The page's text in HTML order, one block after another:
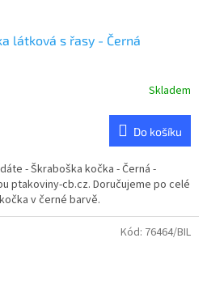
látková s řasy - Černá
Skladem
Do košíku
- Škraboška kočka - Černá -
ptakoviny-cb.cz. Doručujeme po celé
v černé barvě.
Kód: 76464/BIL